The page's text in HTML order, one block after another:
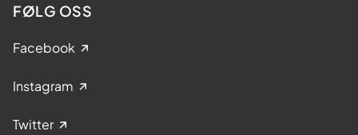
FØLG OSS
Facebook
Instagram
Twitter